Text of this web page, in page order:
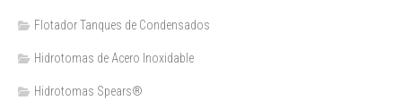
Flotador Tanques de Condensados
Hidrotomas de Acero Inoxidable
Hidrotomas Spears®